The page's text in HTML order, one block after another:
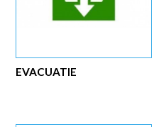
EVACUATIE